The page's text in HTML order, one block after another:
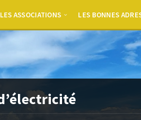
LES ASSOCIATIONS LES BONNES